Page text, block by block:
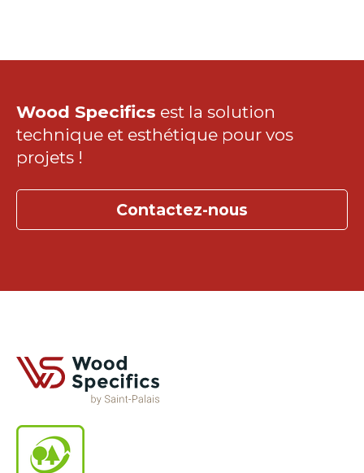
Wood Specifics est la solution
technique et esthétique pour vos
projets !
Contactez-nous